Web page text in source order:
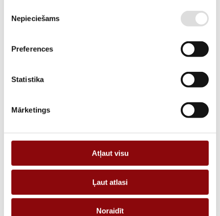
izvēle
Nepieciešams
Preferences
Statistika
Mārketings
Atļaut visu
Ļaut atlasi
Noraidīt
APRAKSTS
PIEPRASĪT PIEDĀVĀJUMU
1.03 kg
IZMĒRI 170x170x40 cm
TIPS TCB85-100